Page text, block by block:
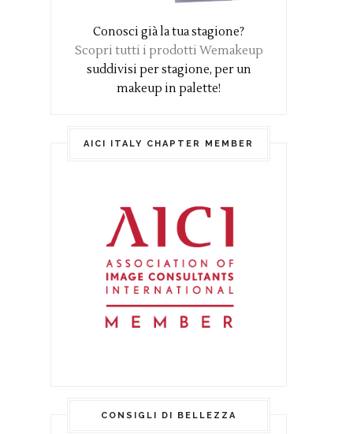
Conosci già la tua stagione?
Scopri tutti i prodotti Wemakeup
suddivisi per stagione, per un
makeup in palette!
AICI ITALY CHAPTER MEMBER
CONSIGLI DI BELLEZZA